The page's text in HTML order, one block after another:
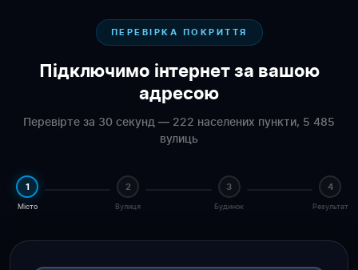
ПЕРЕВІРКА ПОКРИТТЯ
Підключимо інтернет за вашою
адресою
Перевірте за 30 секунд — 222 населених пункти, 5 485
вулиць
1
Місто
2
Вулиця
3
Будинок
4
Результат